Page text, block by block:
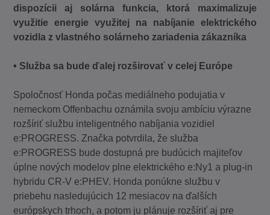
dispozícii aj solárna funkcia, ktorá maximalizuje
využitie energie využitej na nabíjanie elektrického
vozidla z vlastného solárneho zariadenia zákazníka
• Služba sa bude ďalej rozširovať v celej Európe
Spoločnosť Honda počas mediálneho podujatia v
nemeckom Offenbachu oznámila svoju ambíciu výrazne
rozšíriť službu inteligentného nabíjania vozidiel
e:PROGRESS. Značka potvrdila, že služba
e:PROGRESS bude dostupná pre budúcich majiteľov
úplne nových modelov plne elektrického e:Ny1 a plug-in
hybridu CR-V e:PHEV. Honda ponúkne službu v
priebehu nasledujúcich 12 mesiacov na ďalších
európskych trhoch, a potom ju plánuje rozšíriť aj pre